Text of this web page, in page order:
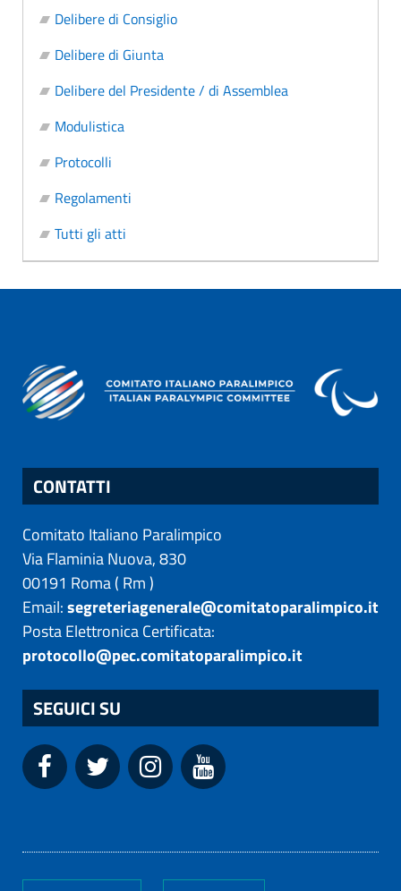
Delibere di Consiglio
Delibere di Giunta
Delibere del Presidente / di Assemblea
Modulistica
Protocolli
Regolamenti
Tutti gli atti
CONTATTI
Comitato Italiano Paralimpico
Via Flaminia Nuova, 830
00191 Roma( Rm)
Email:segreteriagenerale@comitatoparalimpico.it
Posta Elettronica Certificata:
protocollo@pec.comitatoparalimpico.it
SEGUICI SU